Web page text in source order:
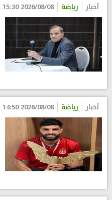
أخبار رياضة 2026/08/08 15:30
أخبار رياضة 2026/08/08 14:50